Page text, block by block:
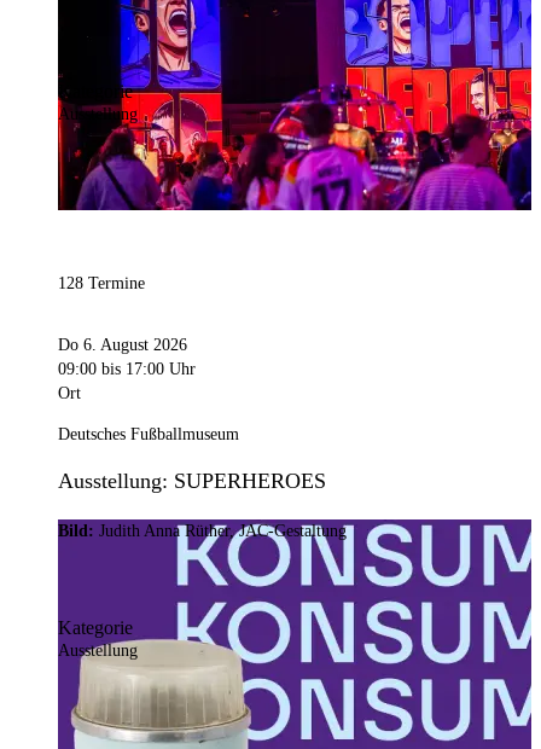
Kategorie
Ausstellung
128 Termine
Do 6. August 2026
09:00 bis 17:00 Uhr
Ort
Deutsches Fußballmuseum
Ausstellung: SUPERHEROES
Bild: Judith Anna Rüther, JAC-Gestaltung
Kategorie
Ausstellung